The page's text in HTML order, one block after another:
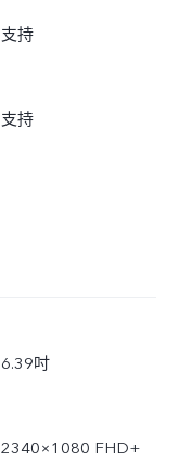
支持
支持
6.39吋
2340×1080 FHD+